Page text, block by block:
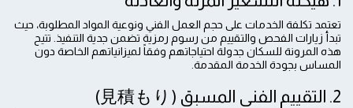
تعتمد تكلفة الخدمات على حجم العمل الفني ونوعية المواد المطلوبة، حيث
تبدأ زيارات الفحص والتقييم من رسوم رمزية تضمن جدية التنفيذ. تتيح
هذه المرونة للسكان جدولة احتياجاتهم وفقاً لميزانياتهم الخاصة دون
المساس بجودة الخدمة المقدمة.
2. التقييم الفني المسبق (見積もり)